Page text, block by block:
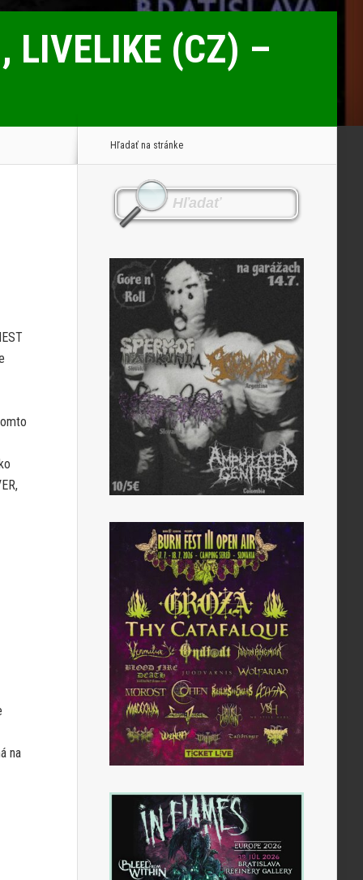
LIVELIKE (CZ) –
na
Hľadať na stránke